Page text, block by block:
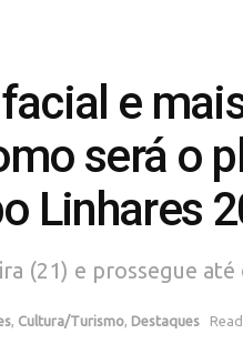
e
será o
Linhares
(21) e prossegue
, Cultura/Turismo, Destaques